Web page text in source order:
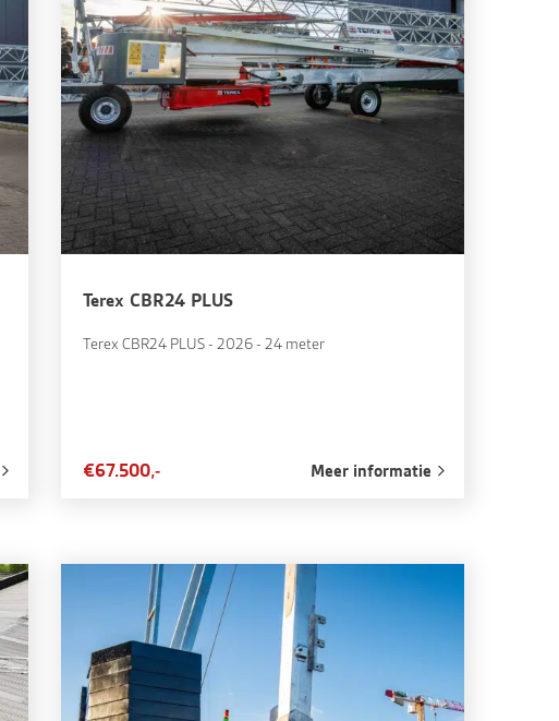
Terex CBR24 PLUS
Terex CBR24 PLUS - 2026 - 24 meter
€67.500,- Meer informatie